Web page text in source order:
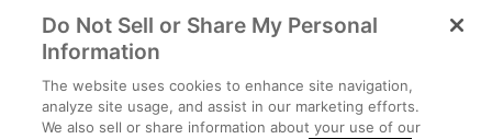
横浜市保土ケ谷区上星川町２２
このページの店舗から 1.8 km
ルート
を見る
天王町駅 相鉄本線
横浜市保土ケ谷区天王町２-４５-５
Do Not Sell or Share My Personal
Information
The website uses cookies to enhance site navigation,
analyze site usage, and assist in our marketing efforts.
We also sell or share information about your use of our